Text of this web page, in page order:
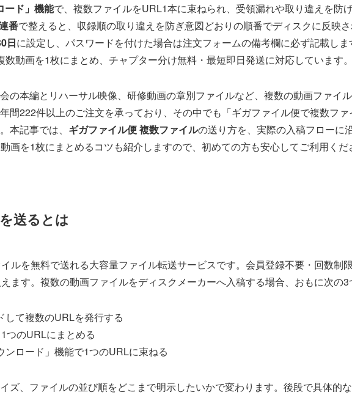
ード」機能で、複数ファイルをURL1本に束ねられ、受領漏れや取り違えを防げ
番で整えると、収録順の取り違えを防ぎ意図どおりの順番でディスクに反映さ
日に設定し、パスワードを付けた場合は注文フォームの備考欄に必ず記載しま
数動画を1枚にまとめ、チャプター分け無料・最短即日発送に対応しています。
の本編とリハーサル映像、研修動画の章別ファイルなど、複数の動画ファイ
間222件以上のご注文を承っており、その中でも「ギガファイル便で複数フ
本記事では、 ギガファイル便 複数ファイルの送り方を、実際の入稿フローに
画を1枚にまとめるコツも紹介しますので、初めての方も安心してご利用くだ
送るとは
ルを無料で送れる大容量ファイル転送サービスです。会員登録不要・回数制
ます。複数の動画ファイルをディスクメーカーへ入稿する場合、おもに次の3
して複数のURLを発行する
つのURLにまとめる
ロード」機能で1つのURLに束ねる
ズ、ファイルの並び順をどこまで明示したいかで変わります。後段で具体的